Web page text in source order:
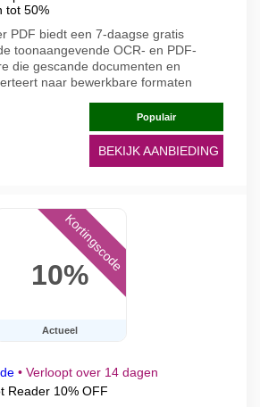
tot 50%
PDF biedt een 7-daagse gratis
toonaangevende OCR- en PDF-
die gescande documenten en
naar bewerkbare formaten
Populair
BEKIJK AANBIEDING
10%
Actueel
Kortingscode
• Verloopt over 14 dagen
Reader 10% OFF